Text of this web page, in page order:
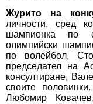
Журито на
личности, сред
шампионка по
олимпийски
по волейбол,
председател на
консултиране,
своите
Любомир